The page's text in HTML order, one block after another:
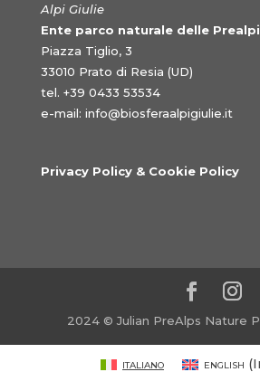
Alpi Giulie
Ente parco naturale delle
Piazza Tiglio, 3
33010 Prato di Resia (UD)
tel. +39 0433 53534
e-mail: info@biosferaalpigiulie.it
Privacy Policy & Cookie Policy
2024 © Julian PreAlps Nature
Italiano English (